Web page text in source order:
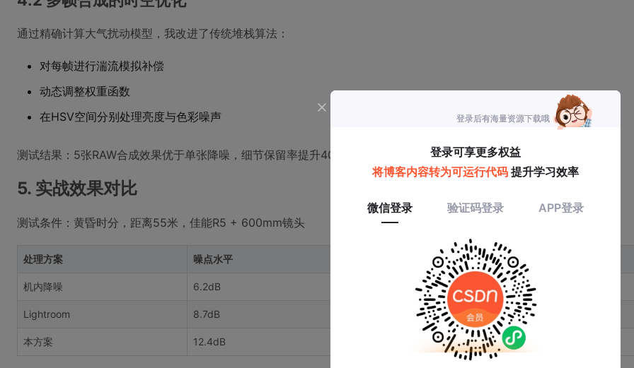
通过精确计算大气扰动模型，我改进了传统堆栈算法：
对每帧进行湍流模拟补偿
动态调整权重函数
在HSV空间分别处理亮度与色彩噪声
测试结果：5张RAW合成效果优于单张降噪，细节保留率提升40%
5. 实战效果对比
测试条件：黄昏时分，距离55米，佳能R5 + 600mm镜头
处理方案 噪点水平
机内降噪 6.2dB 2.1s
Lightroom 8.7dB 38s
本方案 12.4dB